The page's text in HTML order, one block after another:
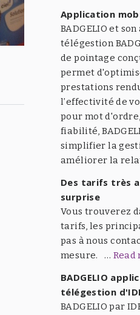
Application
BADGELIO et
télégestion
de pointage
permet
prestations
l’effectivité de
pour mot
fiabilité,
simplifier la
améliorer la
Des tarifs très
surprise
Vous trouverez
tarifs, les
pas à nous
mesure. … Read
BADGELIO
télégestion
BADGELIO par